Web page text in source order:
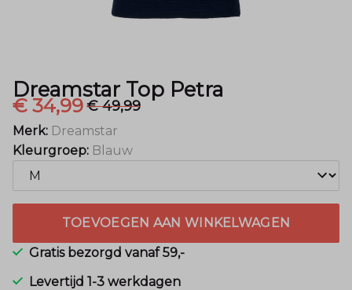
Dreamstar Top Petra
€ 34,99€ 49,99
Merk: Dreamstar
Kleurgroep: Blauw
TOEVOEGEN AAN WINKELWAGEN
Gratis bezorgd vanaf 59,-
Levertijd 1-3 werkdagen